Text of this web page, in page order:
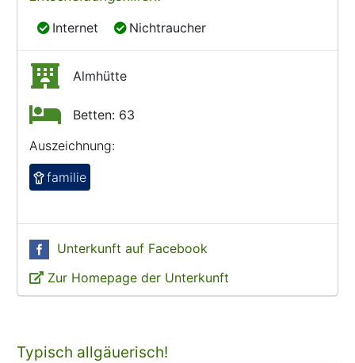
Internet
Internet Nichtraucher
Nichtraucher
Almhütte
Betten: 63
Auszeichnung:
familie
Unterkunft auf Facebook
Zur Homepage der Unterkunft
Typisch allgäuerisch!